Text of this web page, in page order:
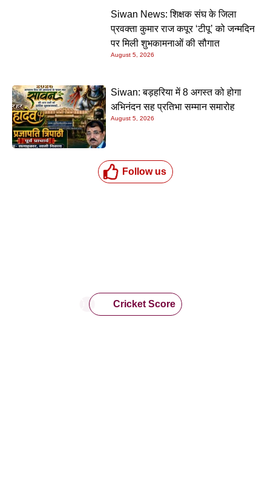
Siwan News: शिक्षक संघ के जिला
प्रवक्ता कुमार राज कपूर ‘टीपू’ को जन्मदिन
पर मिली शुभकामनाओं की सौगात
August 5, 2026
Siwan: बड़हरिया में 8 अगस्त को होगा
अभिनंदन सह प्रतिभा सम्मान समारोह
August 5, 2026
Follow us
Cricket Score